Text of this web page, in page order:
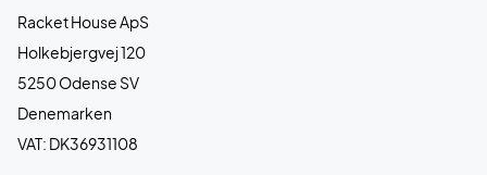
Racket House ApS
Holkebjergvej 120
5250 Odense SV
Denemarken
VAT: DK36931108